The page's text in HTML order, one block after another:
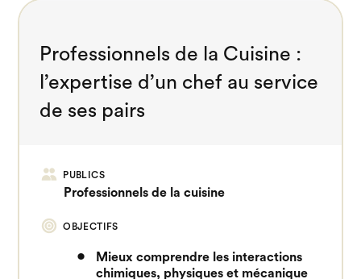
Professionnels de la Cuisine :
l’expertise d’un chef au service
de ses pairs
PUBLICS
Professionnels de la cuisine
OBJECTIFS
Mieux comprendre les interactions
chimiques, physiques et mécanique